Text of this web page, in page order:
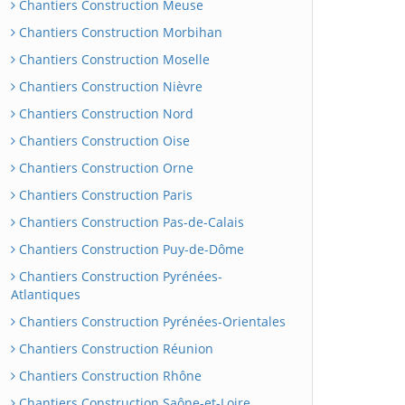
Chantiers Construction Meuse
Chantiers Construction Morbihan
Chantiers Construction Moselle
Chantiers Construction Nièvre
Chantiers Construction Nord
Chantiers Construction Oise
Chantiers Construction Orne
Chantiers Construction Paris
Chantiers Construction Pas-de-Calais
Chantiers Construction Puy-de-Dôme
Chantiers Construction Pyrénées-
Atlantiques
Chantiers Construction Pyrénées-Orientales
Chantiers Construction Réunion
Chantiers Construction Rhône